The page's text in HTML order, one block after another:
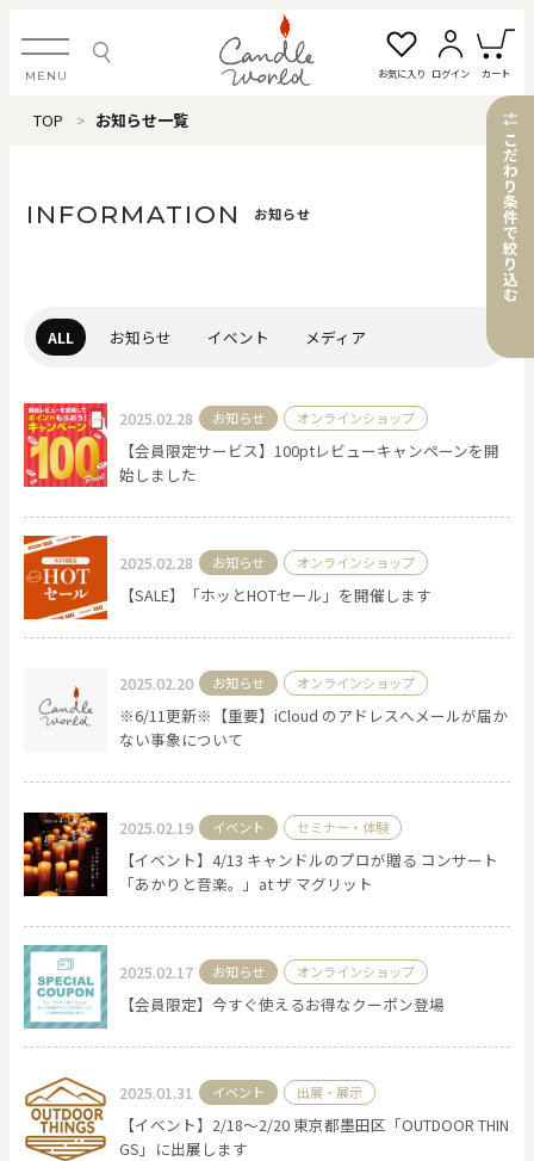
MENU お気に入り ログイン カート
ログイン・新規会員登録
すべてのアイテム
カテゴリから探す
#タグから探す
価格で探す
0
OK
お買い物ガイド
TOP お知らせ一覧
INFORMATION お知らせ
ALL お知らせ イベント メディア
2025.02.28 お知らせ オンラインショップ
【会員限定サービス】100ptレビューキャンペーンを開
始しました
2025.02.28 お知らせ オンラインショップ
【SALE】「ホッとHOTセール」を開催します
2025.02.20 お知らせ オンラインショップ
※6/11更新※【重要】iCloud のアドレスへメールが届か
ない事象について
2025.02.19 イベント セミナー・体験
【イベント】4/13 キャンドルのプロが贈る コンサート
「あかりと音楽。」at ザ マグリット
2025.02.17 お知らせ オンラインショップ
【会員限定】今すぐ使えるお得なクーポン登場
2025.01.31 イベント 出展・展示
【イベント】2/18〜2/20 東京都墨田区「OUTDOOR THIN
GS」に出展します
こ
だ
わ
り
条
件
で
絞
り
込
む